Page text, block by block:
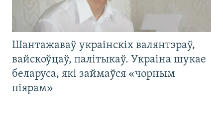
Шантажаваў украінскіх валянтэраў,
вайскоўцаў, палітыкаў. Украіна шукае
беларуса, які займаўся «чорным
піярам»